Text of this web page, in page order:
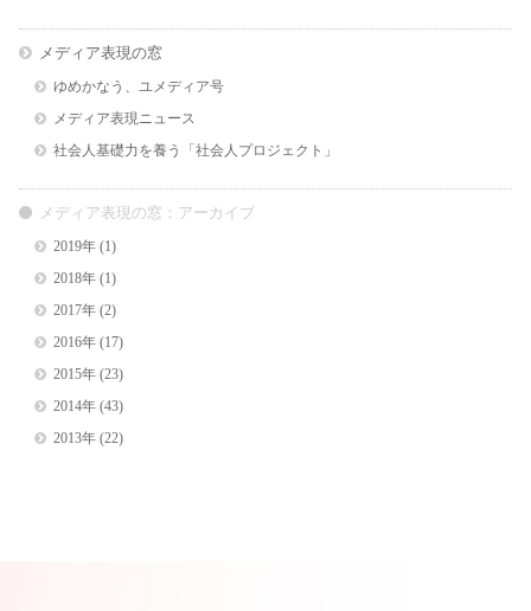
メディア表現の窓
ゆめかなう、ユメディア号
メディア表現ニュース
社会人基礎力を養う「社会人プロジェクト」
メディア表現の窓：アーカイブ
2019年(1)
2018年(1)
2017年(2)
2016年(17)
2015年(23)
2014年(43)
2013年(22)